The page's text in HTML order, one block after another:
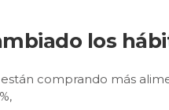
los
comprando más